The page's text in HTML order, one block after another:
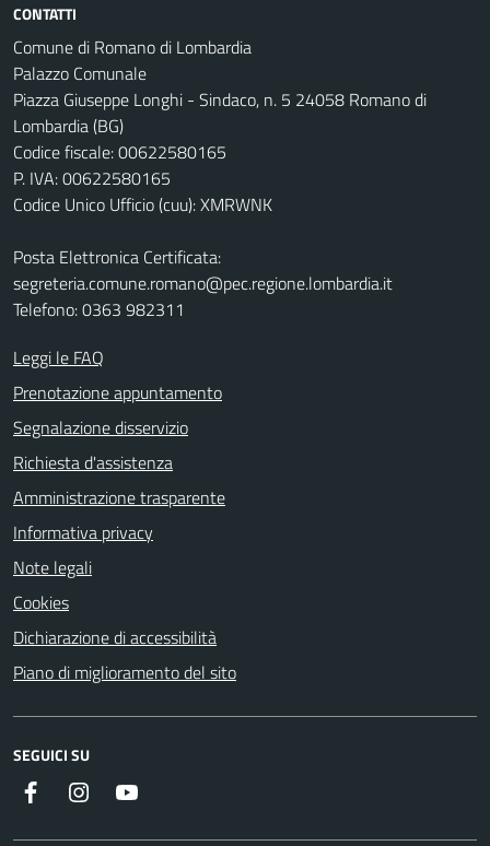
CONTATTI
Comune di Romano di Lombardia
Palazzo Comunale
Piazza Giuseppe Longhi - Sindaco, n. 5 24058 Romano di
Lombardia (BG)
Codice fiscale: 00622580165
P. IVA: 00622580165
Codice Unico Ufficio (cuu): XMRWNK
Posta Elettronica Certificata:
segreteria.comune.romano@pec.regione.lombardia.it
Telefono: 0363 982311
Leggi le FAQ
Prenotazione appuntamento
Segnalazione disservizio
Richiesta d'assistenza
Amministrazione trasparente
Informativa privacy
Note legali
Cookies
Dichiarazione di accessibilità
Piano di miglioramento del sito
SEGUICI SU
Facebook Instagram